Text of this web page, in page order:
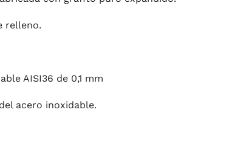
relleno.
AISI36 de 0,1 mm
acero inoxidable.